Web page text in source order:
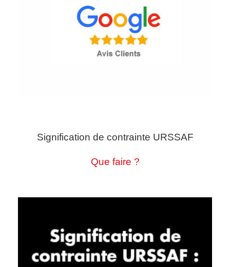
Signification de contrainte URSSAF
Que faire ?